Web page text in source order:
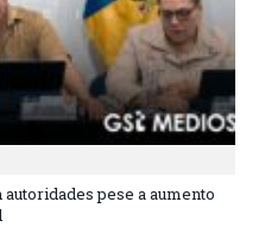
pese a aumento